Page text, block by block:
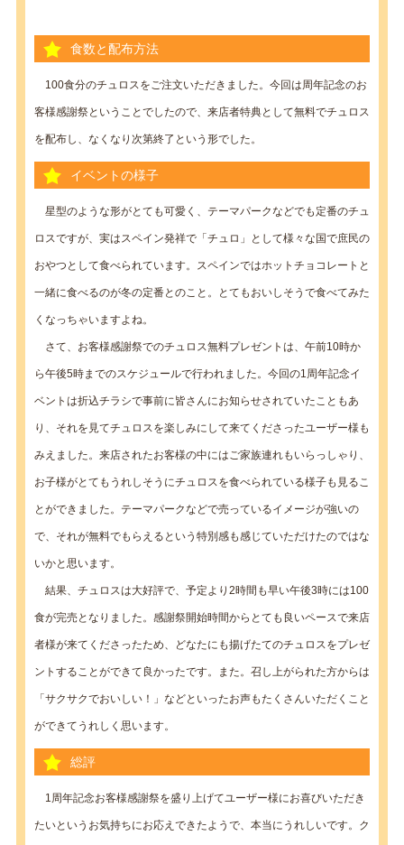
食数と配布方法
100食分のチュロスをご注文いただきました。今回は周年記念のお
客様感謝祭ということでしたので、来店者特典として無料でチュロス
を配布し、なくなり次第終了という形でした。
イベントの様子
星型のような形がとても可愛く、テーマパークなどでも定番のチュ
ロスですが、実はスペイン発祥で「チュロ」として様々な国で庶民の
おやつとして食べられています。スペインではホットチョコレートと
一緒に食べるのが冬の定番とのこと。とてもおいしそうで食べてみた
くなっちゃいますよね。
さて、お客様感謝祭でのチュロス無料プレゼントは、午前10時か
ら午後5時までのスケジュールで行われました。今回の1周年記念イ
ベントは折込チラシで事前に皆さんにお知らせされていたこともあ
り、それを見てチュロスを楽しみにして来てくださったユーザー様も
みえました。来店されたお客様の中にはご家族連れもいらっしゃり、
お子様がとてもうれしそうにチュロスを食べられている様子も見るこ
とができました。テーマパークなどで売っているイメージが強いの
で、それが無料でもらえるという特別感も感じていただけたのではな
いかと思います。
結果、チュロスは大好評で、予定より2時間も早い午後3時には100
食が完売となりました。感謝祭開始時間からとても良いペースで来店
者様が来てくださったため、どなたにも揚げたてのチュロスをプレゼ
ントすることができて良かったです。また。召し上がられた方からは
「サクサクでおいしい！」などといったお声もたくさんいただくこと
ができてうれしく思います。
総評
1周年記念お客様感謝祭を盛り上げてユーザー様にお喜びいただき
たいというお気持ちにお応えできたようで、本当にうれしいです。ク